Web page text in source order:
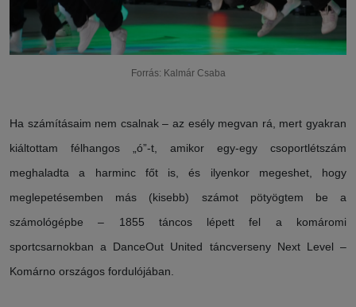
Forrás: Kalmár Csaba
Ha számításaim nem csalnak – az esély megvan rá, mert gyakran
kiáltottam félhangos „ó”-t, amikor egy-egy csoportlétszám
meghaladta a harminc főt is, és ilyenkor megeshet, hogy
meglepetésemben más (kisebb) számot pötyögtem be a
számológépbe – 1855 táncos lépett fel a komáromi
sportcsarnokban a DanceOut United táncverseny Next Level –
Komárno országos fordulójában.